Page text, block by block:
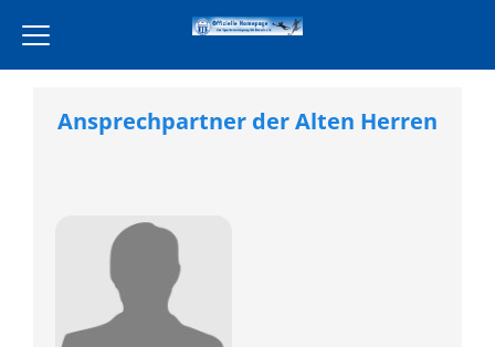
Verein
Unsere Partner
Jugend
Ansprechpartner der Alten Herren